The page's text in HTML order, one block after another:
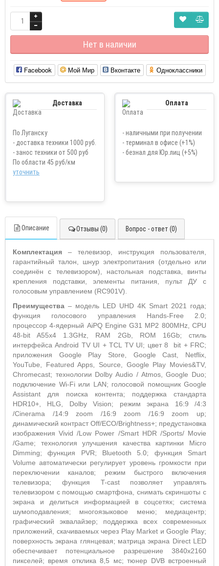
Нет в наличии
Facebook Мой Мир Вконтакте Одноклассники
Доставка
По Луганску
- доставка техники 1000 руб.
- занос техники от 500 руб
По области 45 руб/км
уточнить
Оплата
- наличными при получении
- терминал в офисе (+1%)
- безнал для Юр.лиц (+5%)
Описание Отзывы (0) Вопрос - ответ (0)
Комплектация – телевизор, инструкция пользователя,
гарантийный талон, шнур электропитания (отдельно или
соединён с телевизором), настольная подставка, винты
крепления подставки, элементы питания, пульт ДУ с
голосовым управлением (RC901V).
Преимущества – модель LED UHD 4K Smart 2021 года;
функция голосового управления Hands-Free 2.0;
процессор 4-ядерный AiPQ Engine G31 MP2 800MHz, CPU
48-bit A55x4 1.3GHz, RAM 2Gb, ROM 16Gb; стиль
интерфейса Android TV UI + TCL TV UI; цвет 8 bit + FRC;
приложения Google Play Store, Google Cast, Netflix,
YouTube, Featured Apps, Source, Google Play Movies&TV,
Chromecast; технологии Dolby Audio / Atmos, Google Duo;
подключение Wi-Fi или LAN; голосовой помощник Google
Assistant для поиска контента; поддержка стандарта
HDR10+, HLG, Dolby Vision; режим экрана 16:9 /4:3
/Cinerama /14:9 zoom /16:9 zoom /16:9 zoom up;
динамический контраст Off/ECO/Brightness+; предустановка
изображения Vivid /Low Power /Smart HDR /Sports/ Movie
/Game; технология улучшения качества картинки Micro
Dimming; функция PVR; Bluetooth 5.0; функция Smart
Volume автоматически регулирует уровень громкости при
переключении каналов; режим быстрого включения
телевизора; функция T-cast позволяет управлять
телевизором с помощью смартфона, снимать скриншоты с
экрана и делиться информацией в соцсетях; система
шумоподавления; многоязыковое меню; медиацентр;
графический эквалайзер; поддержка всех современных
приложений, скачиваемых через Play Market и Google Play;
поверхность экрана глянцевая; матрица экрана Direct LED
обеспечивает потенциальное разрешение 3840х2160
пикселей; время отклика 8,5 мс; тюнер DVB встроенный